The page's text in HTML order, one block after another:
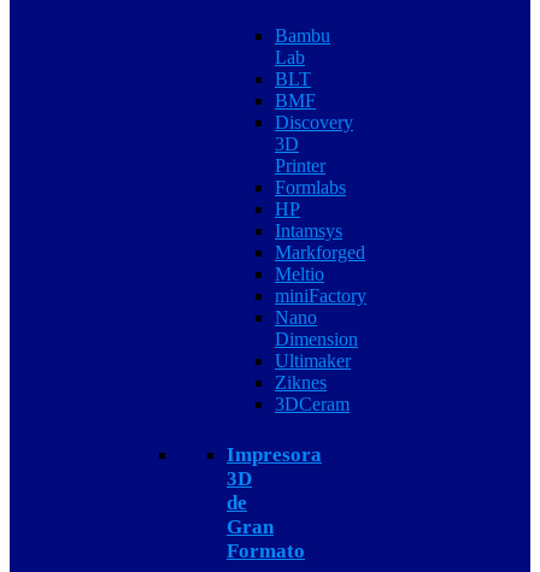
Bambu
Lab
BLT
BMF
Discovery
3D
Printer
Formlabs
HP
Intamsys
Markforged
Meltio
miniFactory
Nano
Dimension
Ultimaker
Ziknes
3DCeram
Impresora
3D
de
Gran
Formato